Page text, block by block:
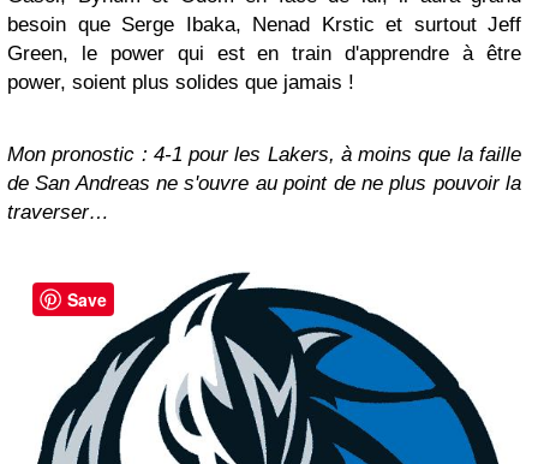
besoin que Serge Ibaka, Nenad Krstic et surtout Jeff
Green, le power qui est en train d'apprendre à être
power, soient plus solides que jamais !
Mon pronostic : 4-1 pour les Lakers, à moins que la faille
de San Andreas ne s'ouvre au point de ne plus pouvoir la
traverser…
Save